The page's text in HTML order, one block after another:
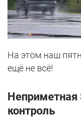
На этом наш
ещё не всё!
Неприметная
контроль